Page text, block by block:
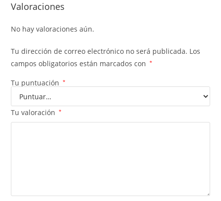
Valoraciones
No hay valoraciones aún.
Tu dirección de correo electrónico no será publicada. Los
campos obligatorios están marcados con
*
Tu puntuación *
Tu valoración *